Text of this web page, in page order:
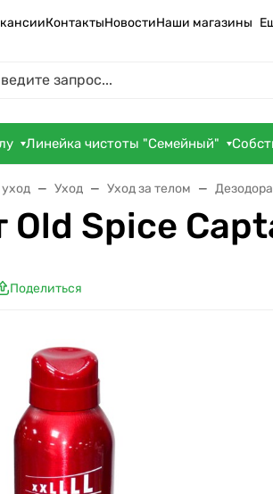
КонтактыНовостиНаши магазины
Линейка чистоты "Семейный"
Уход Уход за телом
Old Spice
Поделиться
Все